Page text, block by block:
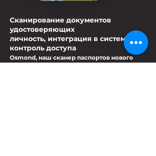
Сканирование документов
удостоверяющих
личность, интеграция в систему,
контроль доступа
Osmond, наш сканер паспортов нового